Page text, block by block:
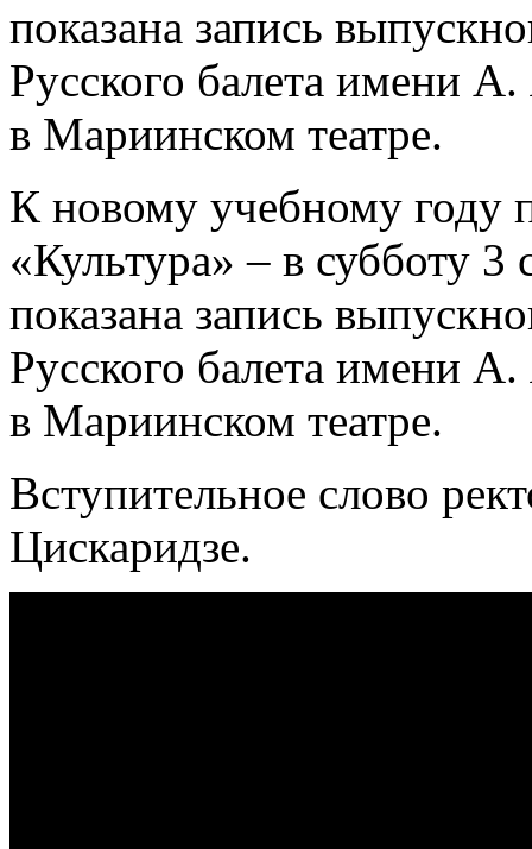
показана запись
Русского балета имени
в Мариинском театре.
К новому учебному году
«Культура» – в субботу 3
показана запись
Русского балета имени
в Мариинском театре.
Вступительное слово
Цискаридзе.